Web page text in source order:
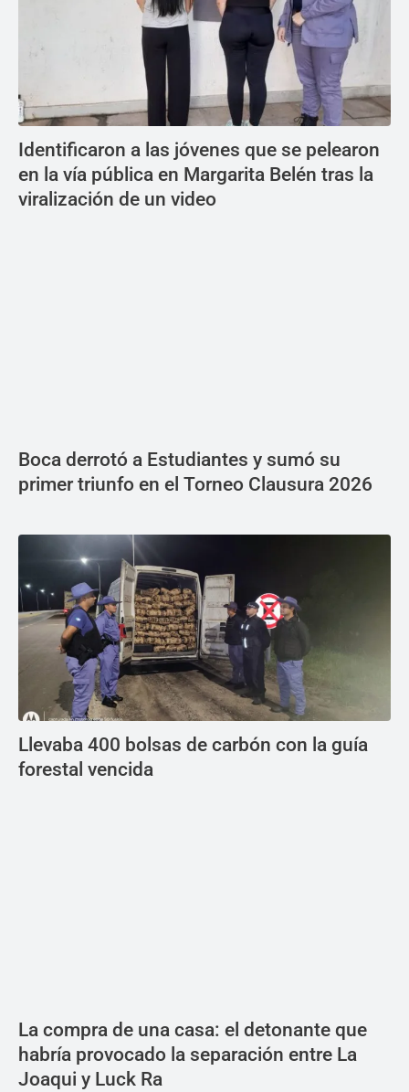
Identificaron a las jóvenes que se pelearon
en la vía pública en Margarita Belén tras la
viralización de un video
Boca derrotó a Estudiantes y sumó su
primer triunfo en el Torneo Clausura 2026
Llevaba 400 bolsas de carbón con la guía
forestal vencida
La compra de una casa: el detonante que
habría provocado la separación entre La
Joaqui y Luck Ra